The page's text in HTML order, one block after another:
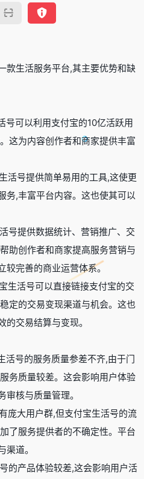
款生活服务平台,其主要优势和缺
号可以利用支付宝的10亿活跃用
这为内容创作者和商家提供丰富
活号提供简单易用的工具,这使更
务,丰富平台内容。这也使其可以
号提供数据统计、营销推广、交
助创作者和商家提高服务营销与
完善的商业运营体系。
生活号可以直接链接支付宝的交
定的交易变现渠道与机会。这也
交易结算与变现。
活号的服务质量参差不齐,由于门
务质量较差。这会影响用户体验
核与质量管理。
庞大用户群,但支付宝生活号的流
了服务提供者的不确定性。平台
道。
的产品体验较差,这会影响用户活